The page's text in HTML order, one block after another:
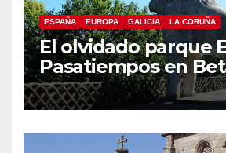
ESPAÑA EUROPA GALICIA LA CORUÑA
El olvidado parque
Pasatiempos en